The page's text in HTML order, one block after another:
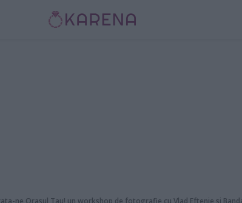
ne Orasul Tau! un workshop de fotografie cu Vlad Eftenie si